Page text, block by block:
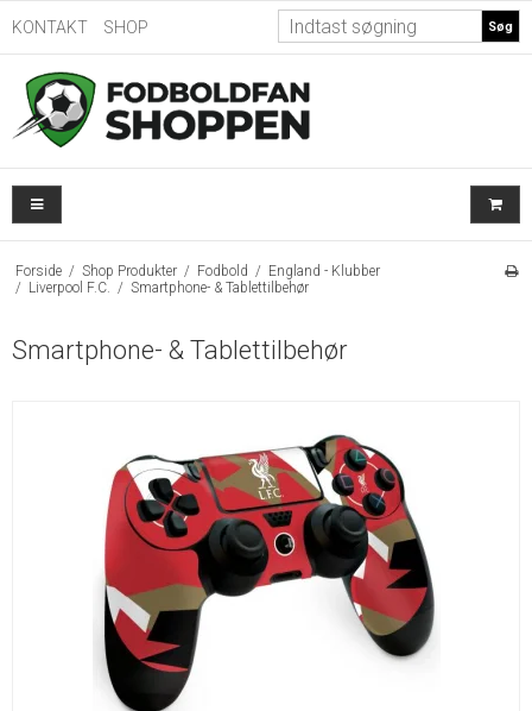
KONTAKT SHOP Søg
Forside / Shop Produkter / Fodbold / England - Klubber
/ Liverpool F.C. / Smartphone- & Tablettilbehør
Smartphone- & Tablettilbehør